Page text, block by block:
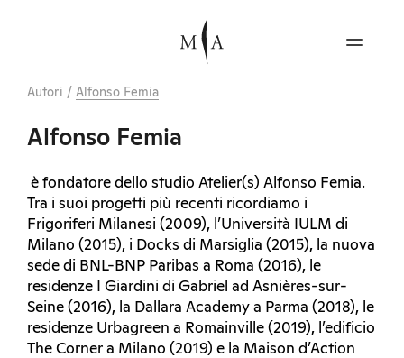
Autori / Alfonso Femia
Alfonso Femia
è fondatore dello studio Atelier(s) Alfonso Femia.
Tra i suoi progetti più recenti ricordiamo i
Frigoriferi Milanesi (2009), l’Università IULM di
Milano (2015), i Docks di Marsiglia (2015), la nuova
sede di BNL-BNP Paribas a Roma (2016), le
residenze I Giardini di Gabriel ad Asnières-sur-
Seine (2016), la Dallara Academy a Parma (2018), le
residenze Urbagreen a Romainville (2019), l’edificio
The Corner a Milano (2019) e la Maison d’Action